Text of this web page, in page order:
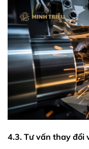
4.3. Tư vấn thay đổi